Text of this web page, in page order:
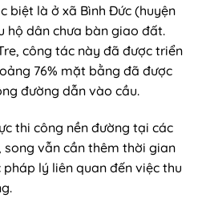
biệt là ở xã Bình Đức (huyện
hộ dân chưa bàn giao đất.
công tác này đã được triển
76% mặt bằng đã được
đường dẫn vào cầu.
thi công nền đường tại các
vẫn cần thêm thời gian
lý liên quan đến việc thu